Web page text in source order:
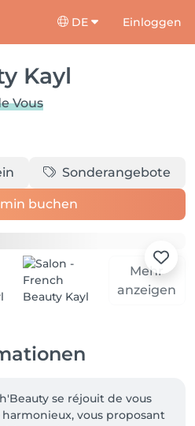
DE Einloggen
Kayl
Vous
Sonderangebote
buchen
Mehr
anzeigen
se réjouit de vous
vous proposant